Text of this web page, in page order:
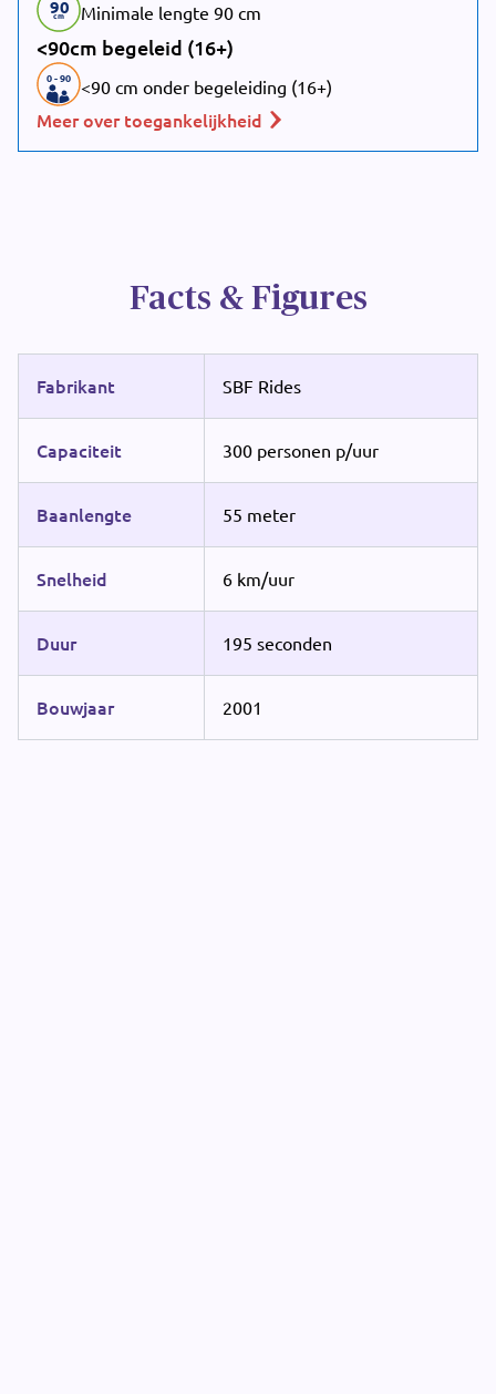
90
cm Minimale lengte 90 cm
<90cm begeleid (16+)
0-90 <90 cm onder begeleiding (16+)
Meer over toegankelijkheid
Facts & Figures
Fabrikant SBF Rides
Capaciteit 300 personen p/uur
Baanlengte 55 meter
Snelheid 6 km/uur
Duur 195 seconden
Bouwjaar 2001